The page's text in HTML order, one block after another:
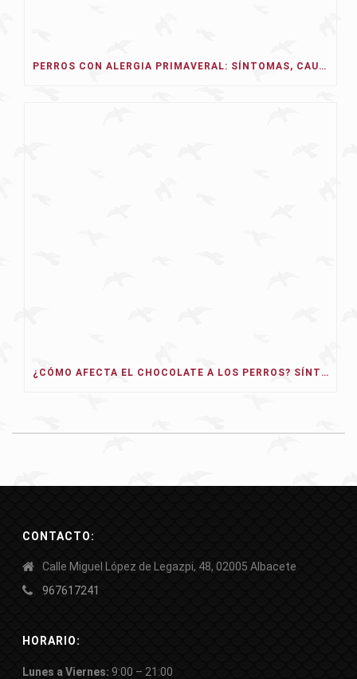
PERROS CON ALERGIA PRIMAVERAL: SÍNTOMAS, CAUSAS Y TRATAMIENTO
¿CÓMO AFECTA EL CHOCOLATE A LOS PERROS? SÍNTOMAS, TIPOS Y QUÉ HACER
CONTACTO:
Calle Miguel López de Legazpi, 48, 02005 Albacete
967617241
HORARIO:
Lunes a Viernes:9:00 – 21:00